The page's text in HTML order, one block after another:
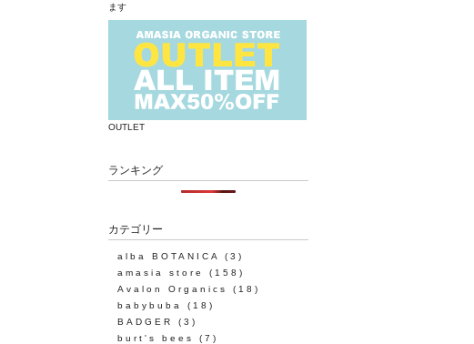
ます
OUTLET
ランキング
カテゴリー
alba BOTANICA
(3)
amasia store
(158)
Avalon Organics
(18)
babybuba
(18)
BADGER
(3)
burt's bees
(7)